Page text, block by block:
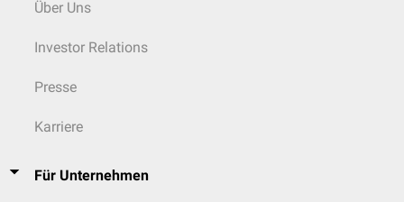
Über Uns
Investor Relations
Presse
Karriere
Für Unternehmen